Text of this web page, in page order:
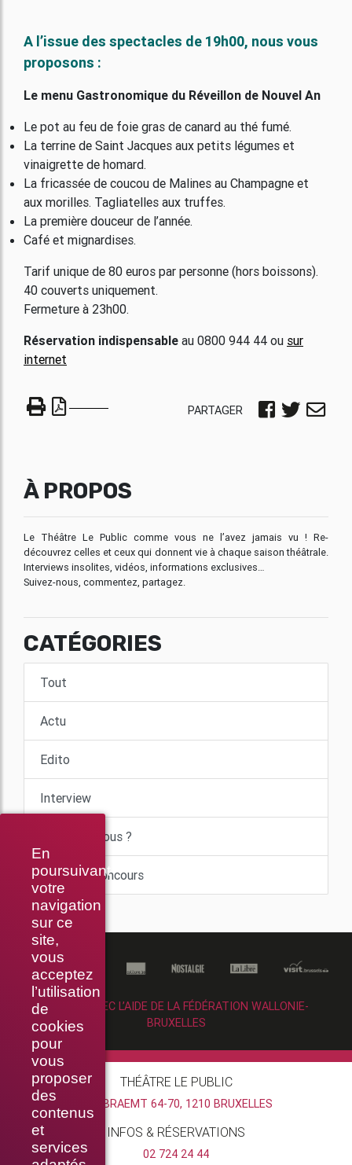
En
poursuivant
votre
navigation
sur ce
site,
vous
acceptez
l’utilisation
de
cookies
pour
vous
proposer
des
contenus
et
services
A l’issue des spectacles de 19h00, nous vous
proposons :
Le menu Gastronomique du Réveillon de Nouvel An
Le pot au feu de foie gras de canard au thé fumé.
La terrine de Saint Jacques aux petits légumes et
vinaigrette de homard.
La fricassée de coucou de Malines au Champagne et
aux morilles. Tagliatelles aux truffes.
La première douceur de l’année.
​Café et mignardises.
Tarif unique de 80 euros par personne (hors boissons).
40 couverts uniquement.
Fermeture à 23h00.
Réservation indispensable au 0800 944 44 ou sur
internet
PARTAGER
À PROPOS
Le Théâtre Le Public comme vous ne l’avez jamais vu ! Re-
découvrez celles et ceux qui donnent vie à chaque saison théâtrale.
Interviews insolites, vidéos, informations exclusives…
Suivez-nous, commentez, partagez.
CATÉGORIES
Tout
Actu
Edito
Interview
Le saviez-vous ?
Offres et concours
RÉALISÉ AVEC L’AIDE DE LA FÉDÉRATION WALLONIE-
BRUXELLES
THÉÂTRE LE PUBLIC
RUE BRAEMT 64-70, 1210 BRUXELLES
INFOS & RÉSERVATIONS
02 724 24 44